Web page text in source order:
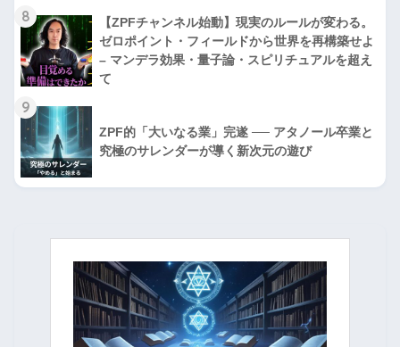
8
【ZPFチャンネル始動】現実のルールが変わる。
ゼロポイント・フィールドから世界を再構築せよ
– マンデラ効果・量子論・スピリチュアルを超え
て
9
ZPF的「大いなる業」完遂 ── アタノール卒業と
究極のサレンダーが導く新次元の遊び